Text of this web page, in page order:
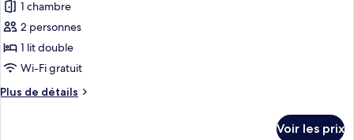
pour
ce
type
de
chambre :
Chambre
1 chambre
2 personnes
1 lit double
Wi-Fi gratuit
Plus de détails
Plus
Voir les prix